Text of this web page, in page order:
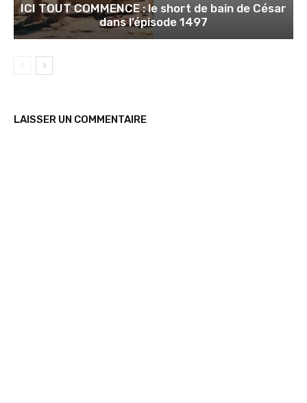
ICI TOUT COMMENCE : le short de bain de César
dans l’épisode 1497
LAISSER UN COMMENTAIRE